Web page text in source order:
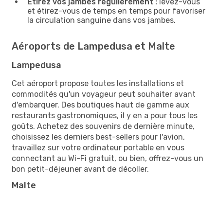
et étirez-vous de temps en temps pour favoriser
la circulation sanguine dans vos jambes.
Aéroports de Lampedusa et Malte
Lampedusa
Cet aéroport propose toutes les installations et
commodités qu'un voyageur peut souhaiter avant
d'embarquer. Des boutiques haut de gamme aux
restaurants gastronomiques, il y en a pour tous les
goûts. Achetez des souvenirs de dernière minute,
choisissez les derniers best-sellers pour l'avion,
travaillez sur votre ordinateur portable en vous
connectant au Wi-Fi gratuit, ou bien, offrez-vous un
bon petit-déjeuner avant de décoller.
Malte